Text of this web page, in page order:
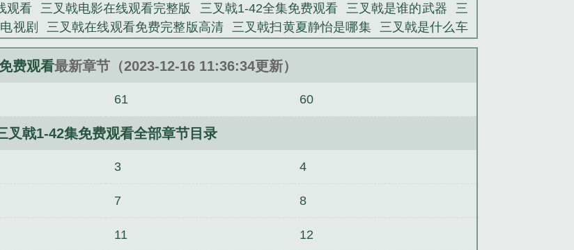
观看 三叉戟电影在线观看完整版 三叉戟1-42全集免费观看 三叉戟是谁的武器
三
视剧 三叉戟在线观看免费完整版高清 三叉戟扫黄夏静怡是哪集
三叉戟是什么车
版免费 三叉戟电视剧在线观看免费完整版 三叉戟欧豪 三叉戟剧情分集剧情介绍
叫停了 三叉戟电视剧演员表 三叉戟剧情介绍 三叉戟 电视剧
三叉戟标志的衣服品牌 三叉戟高清完整版在线观看
员表 三叉戟附魔 三叉戟2电视剧免费完整版第二部
御手洗洁的舞蹈 嗜血法医·第4季·终结游戏
费观看最新章节（2023-12-16 11:36:34更新）
61 60
叉戟1-42集免费观看全部章节目录
3 4
7 8
11 12